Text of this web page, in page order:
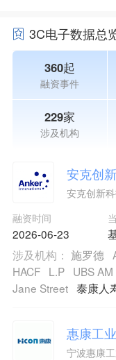
3C电子数据总
360起
融资事件
229家
涉及机构
安克创新
安克创新
融资时间
2026-06-23
涉及机构： 施罗德
HACF L.P UBS
Jane Street 泰康人
惠康工业
宁波惠康